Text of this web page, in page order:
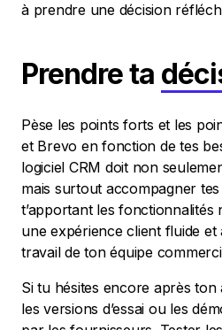
à prendre une décision
Prendre ta
Pèse les points forts et les
et Brevo en fonction de tes
logiciel CRM doit non
mais surtout accompagner
t’apportant les
une expérience client fluide
travail de ton équipe
Si tu hésites encore après
les versions d’essai ou les